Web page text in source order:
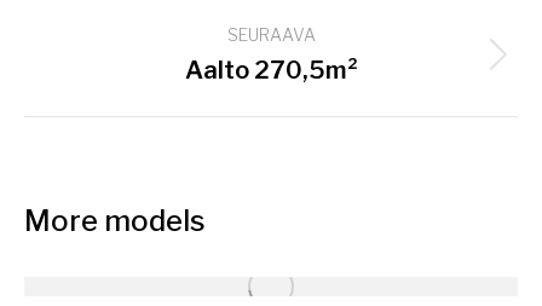
SEURAAVA
Next
Aalto 270,5m²
More models